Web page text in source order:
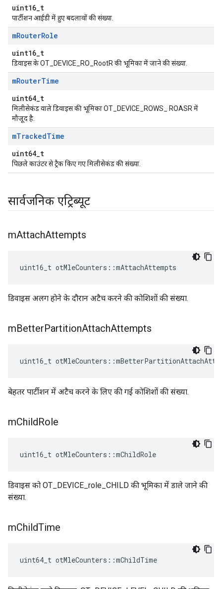
uint16_t
पार्टीशन आईडी में हुए बदलावों की संख्या.
mRouterRole
uint16_t
डिवाइस के OT_DEVICE_RO_RootR की भूमिका में जाने की संख्या.
mRouterTime
uint64_t
मिलीसेकंड वाले डिवाइस की भूमिका OT_DEVICE_ROWS_ ROASR में
मौजूद है.
mTrackedTime
uint64_t
पिछले काउंटर से ट्रैक किए गए मिलीसेकंड की संख्या.
सार्वजनिक एट्रिब्यूट
mAttachAttempts
uint16_t otMleCounters ::mAttachAttempts
डिवाइस अलग होने के दौरान अटैच करने की कोशिशों की संख्या.
mBetterPartitionAttachAttempts
uint16_t otMleCounters ::
बेहतर पार्टीशन में अटैच करने के लिए की गई कोशिशों की संख्या.
mChildRole
uint16_t otMleCounters ::mChildRole
डिवाइस को OT_DEVICE_role_CHILD की भूमिका में डाले जाने की
संख्या.
mChildTime
uint64_t otMleCounters ::mChildTime